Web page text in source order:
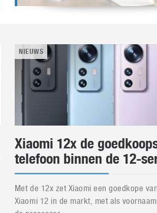
NIEUWS
Xiaomi 12x de
telefoon binnen de 12-
Met de 12x zet Xiaomi een goedkope
Xiaomi 12 in de markt, met als